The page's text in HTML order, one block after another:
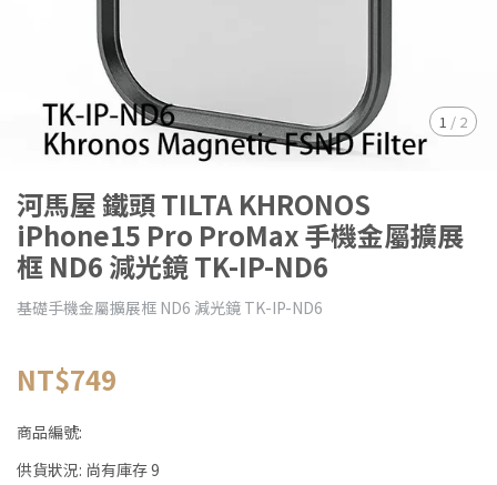
1 / 2
河馬屋 鐵頭 TILTA KHRONOS
iPhone15 Pro ProMax 手機金屬擴展
框 ND6 減光鏡 TK-IP-ND6
基礎手機金屬擴展框 ND6 減光鏡 TK-IP-ND6
NT$749
商品編號:
供貨狀況: 尚有庫存 9